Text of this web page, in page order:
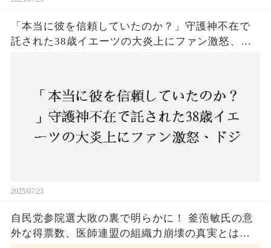
「本当に彼を信頼していたのか？」守護神不在で
託された38歳イエーツの大炎上にファン激怒、ド
2025/07/23
自民党参院選大敗の裏で明らかに！ 釜萢敏氏の意
外な得票数、医師連盟の組織力崩壊の真実とは？